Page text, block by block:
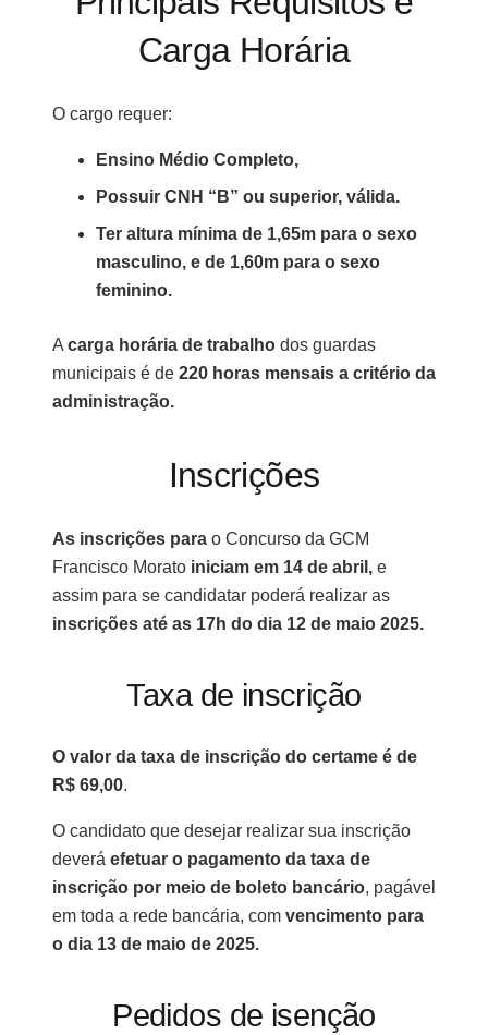
Carga Horária
O cargo requer:
Ensino Médio Completo,
Possuir CNH “B” ou superior, válida.
Ter altura mínima de 1,65m para o sexo
masculino, e de 1,60m para o sexo
feminino.
A carga horária de trabalho dos guardas
municipais é de 220 horas mensais a critério da
administração.
Inscrições
As inscrições para o Concurso da GCM
Francisco Morato iniciam em 14 de abril, e
assim para se candidatar poderá realizar as
inscrições até as 17h do dia 12 de maio 2025.
Taxa de inscrição
O valor da taxa de inscrição do certame é de
R$ 69,00.
O candidato que desejar realizar sua inscrição
deverá efetuar o pagamento da taxa de
inscrição por meio de boleto bancário, pagável
em toda a rede bancária, com vencimento para
o dia 13 de maio de 2025.
Pedidos de isenção